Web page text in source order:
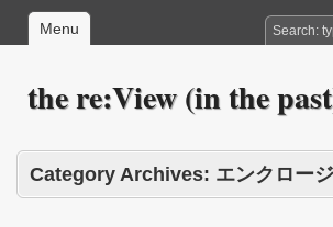
Menu
the re:View (in the
Category Archives: エンクロー